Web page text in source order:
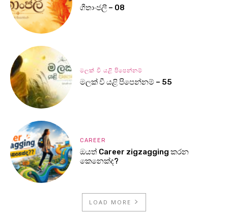
ගීතාංජලී – 08
මලක් වී යළි පිපෙන්නම්
මලක් වී යළි පිපෙන්නම් – 55
CAREER
ඔයත් Career zigzagging කරන
කෙනෙක්ද?
LOAD MORE